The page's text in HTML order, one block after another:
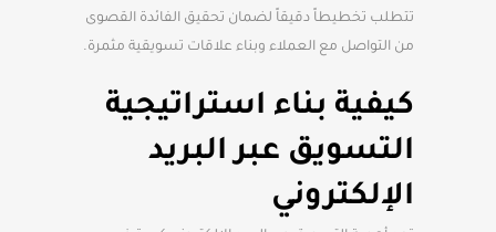
تتطلب تخطيطاً دقيقاً لضمان تحقيق الفائدة القصوى
من التواصل مع العملاء وبناء علاقات تسويقية مثمرة.
كيفية بناء استراتيجية
التسويق عبر البريد
الإلكتروني